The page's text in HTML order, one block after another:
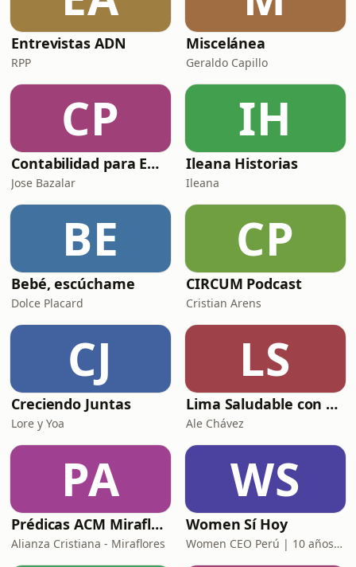
Entrevistas ADN
RPP
Miscelánea
Geraldo Capillo
CP
Contabilidad para Emprendedores
Jose Bazalar
IH
Ileana Historias
Ileana
BE
Bebé, escúchame
Dolce Placard
CP
CIRCUM Podcast
Cristian Arens
CJ
Creciendo Juntas
Lore y Yoa
LS
Lima Saludable con Ale Chávez
Ale Chávez
PA
Prédicas ACM Miraflores
Alianza Cristiana - Miraflores
WS
Women Sí Hoy
Women CEO Perú | 10 años potenciando tu poder